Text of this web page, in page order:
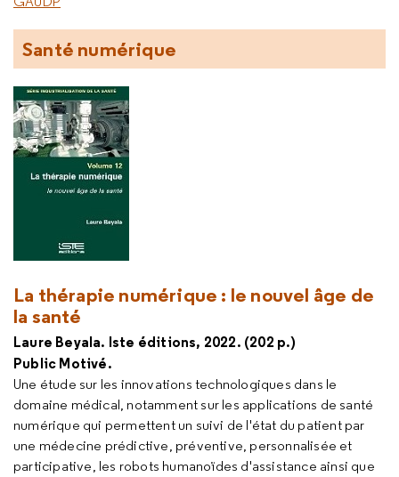
Santé numérique
La thérapie numérique : le nouvel âge de
la santé
Laure Beyala. Iste éditions, 2022. (202 p.)
Public Motivé.
Une étude sur les innovations technologiques dans le
domaine médical, notamment sur les applications de santé
numérique qui permettent un suivi de l'état du patient par
une médecine prédictive, préventive, personnalisée et
participative, les robots humanoïdes d'assistance ainsi que